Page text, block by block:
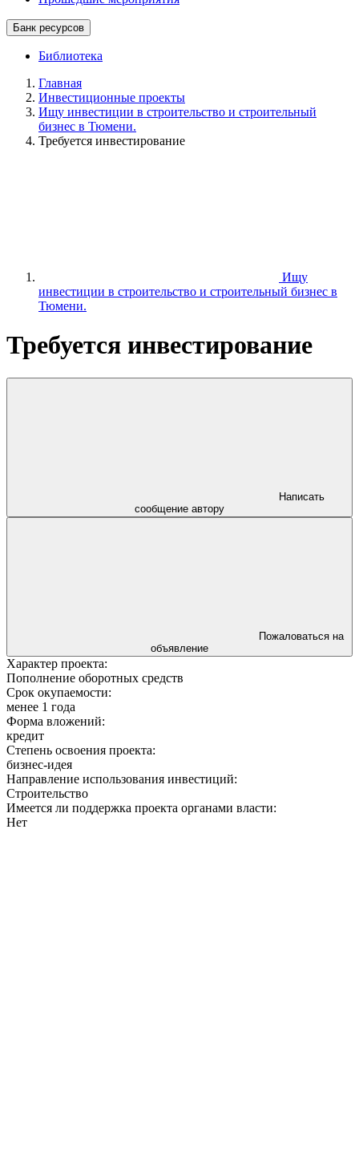
Банк ресурсов
Библиотека
Главная
Инвестиционные проекты
Ищу инвестиции в строительство и строительный
бизнес в Тюмени.
Требуется инвестирование
Ищу
инвестиции в строительство и строительный бизнес в
Тюмени.
Требуется инвестирование
сообщение автору
объявление
Характер проекта:
Пополнение оборотных средств
Срок окупаемости:
менее 1 года
Форма вложений:
кредит
Степень освоения проекта:
бизнес-идея
Направление использования инвестиций:
Строительство
Имеется ли поддержка проекта органами власти:
Нет